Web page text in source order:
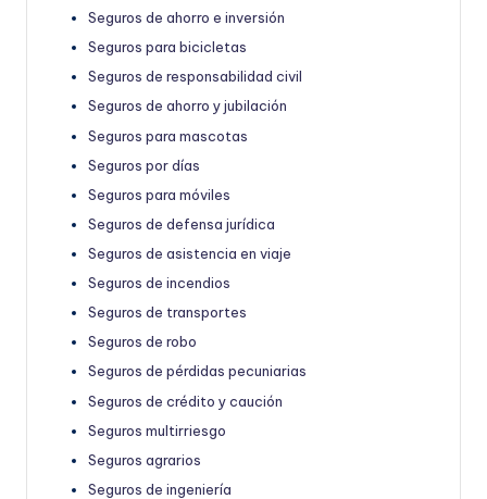
Seguros de ahorro e inversión
Seguros para bicicletas
Seguros de responsabilidad civil
Seguros de ahorro y jubilación
Seguros para mascotas
Seguros por días
Seguros para móviles
Seguros de defensa jurídica
Seguros de asistencia en viaje
Seguros de incendios
Seguros de transportes
Seguros de robo
Seguros de pérdidas pecuniarias
Seguros de crédito y caución
Seguros multirriesgo
Seguros agrarios
Seguros de ingeniería